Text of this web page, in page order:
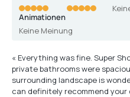
Animationen
Keine Meinung
« Everything was fine. Super
private bathrooms were
surrounding landscape is
can definitely recommend your